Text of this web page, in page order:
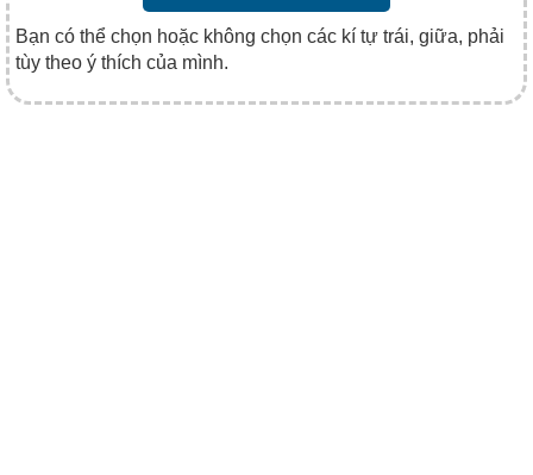
Bạn có thể chọn hoặc không chọn các kí tự trái, giữa, phải
tùy theo ý thích của mình.